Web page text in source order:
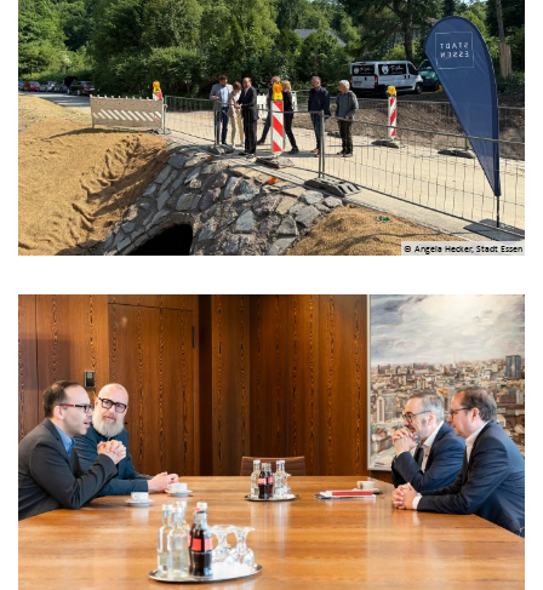
© Angela Hecker, Stadt Essen